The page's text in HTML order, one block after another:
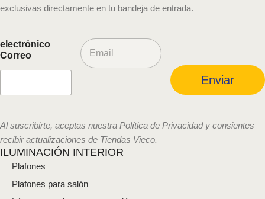
exclusivas directamente en tu bandeja de entrada.
electrónico
Correo
C
o
l
c
t
ó
n
Enviar
Al suscribirte, aceptas nuestra Política de Privacidad y consientes
recibir actualizaciones de Tiendas Vieco.
ILUMINACIÓN INTERIOR
Plafones
Plafones para salón